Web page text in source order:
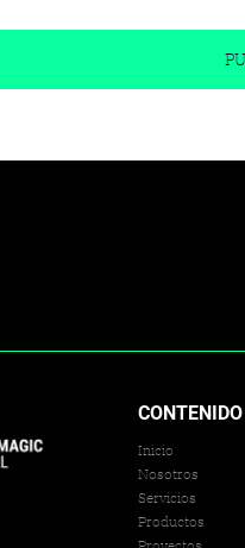
CONTENIDO
Inicio
Nosotros
Servicios
Productos